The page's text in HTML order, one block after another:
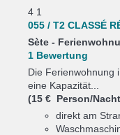
4 1
055 / T2 CLASSÉ
Sète -
1 Bewertung
Die Ferienwohnung
eine Kapazität...
(15 € Person/
direkt am